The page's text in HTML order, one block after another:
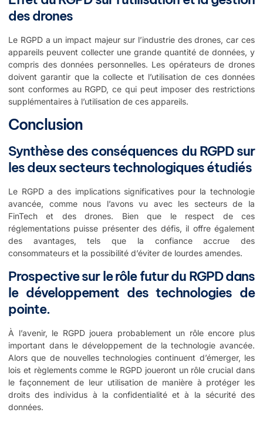
des drones
Le RGPD a un impact majeur sur l’industrie des drones, car ces
appareils peuvent collecter une grande quantité de données, y
compris des données personnelles. Les opérateurs de drones
doivent garantir que la collecte et l’utilisation de ces données
sont conformes au RGPD, ce qui peut imposer des restrictions
supplémentaires à l’utilisation de ces appareils.
Conclusion
Synthèse des conséquences du RGPD sur
les deux secteurs technologiques étudiés
Le RGPD a des implications significatives pour la technologie
avancée, comme nous l’avons vu avec les secteurs de la
FinTech et des drones. Bien que le respect de ces
réglementations puisse présenter des défis, il offre également
des avantages, tels que la confiance accrue des
consommateurs et la possibilité d’éviter de lourdes amendes.
Prospective sur le rôle futur du RGPD dans
le développement des technologies de
pointe.
À l’avenir, le RGPD jouera probablement un rôle encore plus
important dans le développement de la technologie avancée.
Alors que de nouvelles technologies continuent d’émerger, les
lois et règlements comme le RGPD joueront un rôle crucial dans
le façonnement de leur utilisation de manière à protéger les
droits des individus à la confidentialité et à la sécurité des
données.